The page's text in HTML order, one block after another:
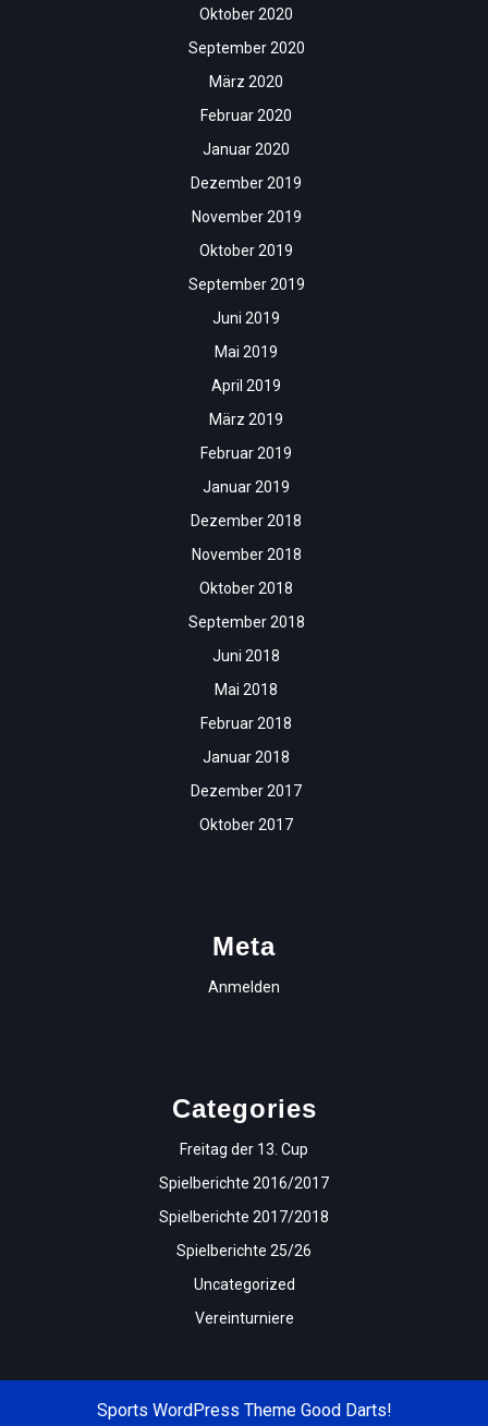
Oktober 2020
September 2020
März 2020
Februar 2020
Januar 2020
Dezember 2019
November 2019
Oktober 2019
September 2019
Juni 2019
Mai 2019
April 2019
März 2019
Februar 2019
Januar 2019
Dezember 2018
November 2018
Oktober 2018
September 2018
Juni 2018
Mai 2018
Februar 2018
Januar 2018
Dezember 2017
Oktober 2017
Meta
Anmelden
Categories
Freitag der 13. Cup
Spielberichte 2016/2017
Spielberichte 2017/2018
Spielberichte 25/26
Uncategorized
Vereinturniere
Sports WordPress ThemeGood Darts!